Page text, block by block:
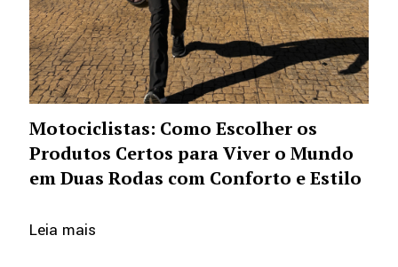
Motociclistas: Como Escolher os
Produtos Certos para Viver o Mundo
em Duas Rodas com Conforto e Estilo
Leia mais